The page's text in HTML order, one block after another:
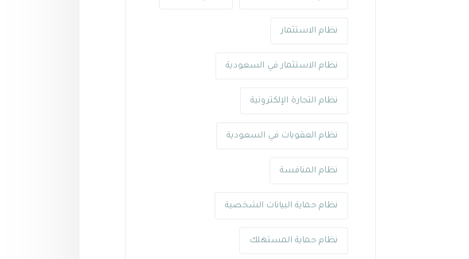
نظام الاستثمار
نظام الاستثمار في السعودية
نظام التجارة الإلكترونية
نظام العقوبات في السعودية
نظام المنافسة
نظام حماية البيانات الشخصية
نظام حماية المستهلك